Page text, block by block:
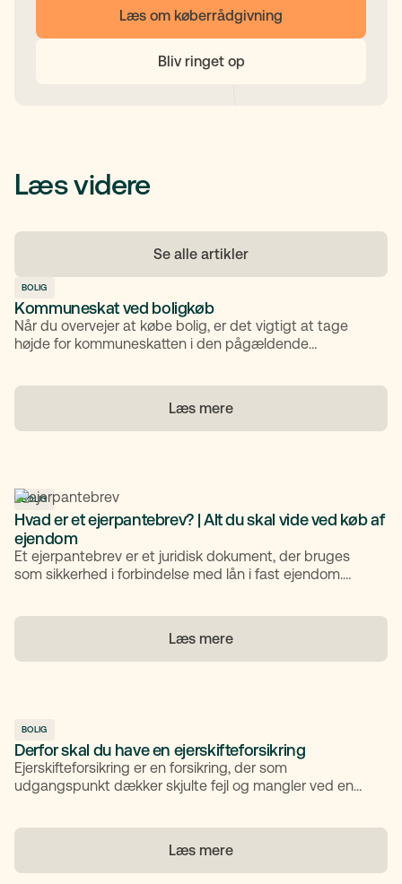
Læs om køberrådgivning
Bliv ringet op
Læs videre
Se alle artikler
BOLIG
Kommuneskat ved boligkøb
Når du overvejer at købe bolig, er det vigtigt at tage
højde for kommuneskatten i den pågældende
Læs mere
BOLIG
Hvad er et ejerpantebrev? | Alt du skal vide ved køb af
ejendom
Et ejerpantebrev er et juridisk dokument, der bruges
som sikkerhed i forbindelse med lån i fast ejendom.
forklaring på, hvordan et ejerpantebrev fungerer,
hvornår det bruges, og hvad du skal være opmærksom
Læs mere
BOLIG
Derfor skal du have en ejerskifteforsikring
Ejerskifteforsikring er en forsikring, der som
udgangspunkt dækker skjulte fejl og mangler ved en
bolighandel ved at dække skader, der var til stede ved
overtagelsen, men først opdages senere.
Læs mere